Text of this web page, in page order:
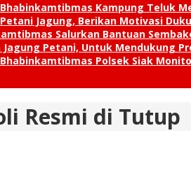
Kampung Teluk
Jagung, Berikan Motivasi
Salurkan Bantuan
Jagung Petani, Untuk Mendukung
Polsek Siak
Resmi di Tutup